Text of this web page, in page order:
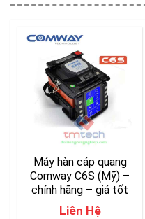
Máy hàn cáp quang
Comway C6S (Mỹ) –
chính hãng – giá tốt
Liên Hệ